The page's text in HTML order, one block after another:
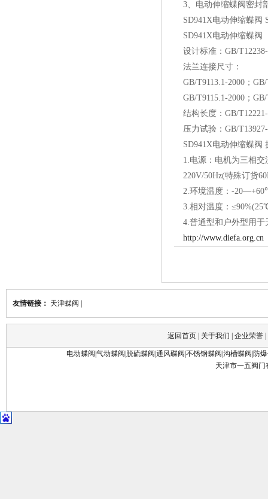
3、电动伸缩蝶阀密封
SD941X电动伸缩蝶阀
SD941X电动伸缩蝶
设计标准： GB/
法兰连接尺寸：
GB/T9113.1-2000 ； GB/
GB/T9115.1-2000 ； GB/
结构长度： GB/
压力试验： GB/
SD941X电动伸缩蝶阀
1.电源：电机为三相交
220V/50Hz(特殊订货
2.环境温度： -20—+60
3.相对温度：≤90%(25
4.普通型和户外型用于
http://www.diefa.org.cn
友情链接： 天津蝶阀
返回首页 关于我们 企业荣誉
电动蝶阀 气动蝶阀 脱硫蝶阀 通风碟阀 不锈钢蝶阀 沟槽蝶阀 防
天津市一五阀门